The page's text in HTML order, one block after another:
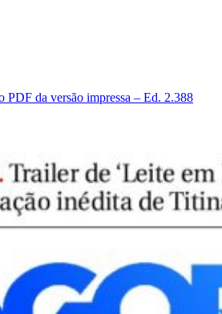
da versão impressa – Ed. 2.388